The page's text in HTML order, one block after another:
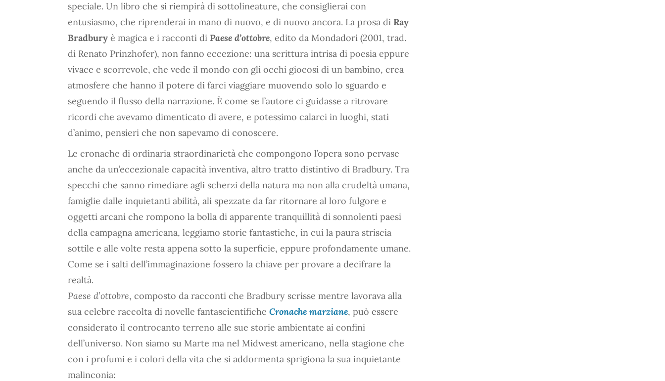
speciale. Un libro che si riempirà di sottolineature, che consiglierai con
entusiasmo, che riprenderai in mano di nuovo, e di nuovo ancora. La prosa di Ray
Bradbury è magica e i racconti di Paese d’ottobre, edito da Mondadori (2001, trad.
di Renato Prinzhofer), non fanno eccezione: una scrittura intrisa di poesia eppure
vivace e scorrevole, che vede il mondo con gli occhi giocosi di un bambino, crea
atmosfere che hanno il potere di farci viaggiare muovendo solo lo sguardo e
seguendo il flusso della narrazione. È come se l’autore ci guidasse a ritrovare
ricordi che avevamo dimenticato di avere, e potessimo calarci in luoghi, stati
d’animo, pensieri che non sapevamo di conoscere.
Le cronache di ordinaria straordinarietà che compongono l’opera sono pervase
anche da un’eccezionale capacità inventiva, altro tratto distintivo di Bradbury. Tra
specchi che sanno rimediare agli scherzi della natura ma non alla crudeltà umana,
famiglie dalle inquietanti abilità, ali spezzate da far ritornare al loro fulgore e
oggetti arcani che rompono la bolla di apparente tranquillità di sonnolenti paesi
della campagna americana, leggiamo storie fantastiche, in cui la paura striscia
sottile e alle volte resta appena sotto la superficie, eppure profondamente umane.
Come se i salti dell’immaginazione fossero la chiave per provare a decifrare la
realtà.
Paese d’ottobre, composto da racconti che Bradbury scrisse mentre lavorava alla
sua celebre raccolta di novelle fantascientifiche Cronache marziane, può essere
considerato il controcanto terreno alle sue storie ambientate ai confini
dell’universo. Non siamo su Marte ma nel Midwest americano, nella stagione che
con i profumi e i colori della vita che si addormenta sprigiona la sua inquietante
malinconia: